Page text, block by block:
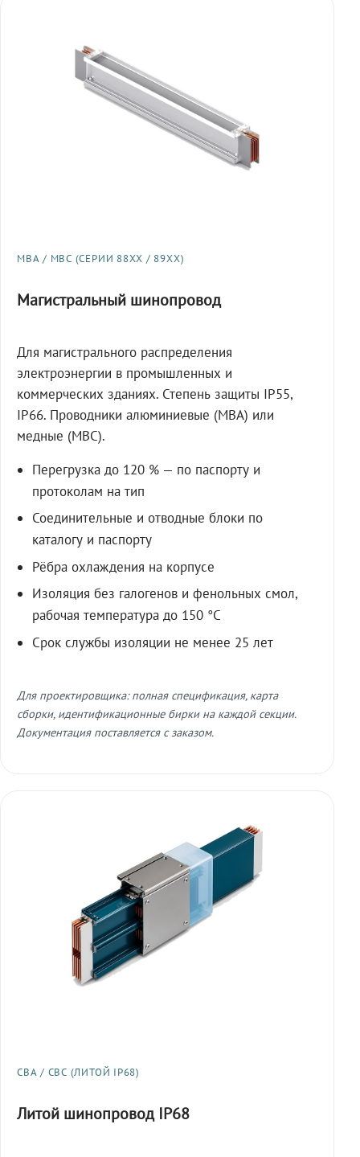
МВА / МВС (СЕРИИ 88XX / 89XX)
Магистральный шинопровод
Для магистрального распределения
электроэнергии в промышленных и
коммерческих зданиях. Степень защиты IP55,
IP66. Проводники алюминиевые (МВА) или
медные (МВС).
Перегрузка до 120 % — по паспорту и
протоколам на тип
Соединительные и отводные блоки по
каталогу и паспорту
Рёбра охлаждения на корпусе
Изоляция без галогенов и фенольных смол,
рабочая температура до 150 °C
Срок службы изоляции не менее 25 лет
Для проектировщика: полная спецификация, карта
сборки, идентификационные бирки на каждой секции.
Документация поставляется с заказом.
СВА / СВС (ЛИТОЙ IP68)
Литой шинопровод IP68